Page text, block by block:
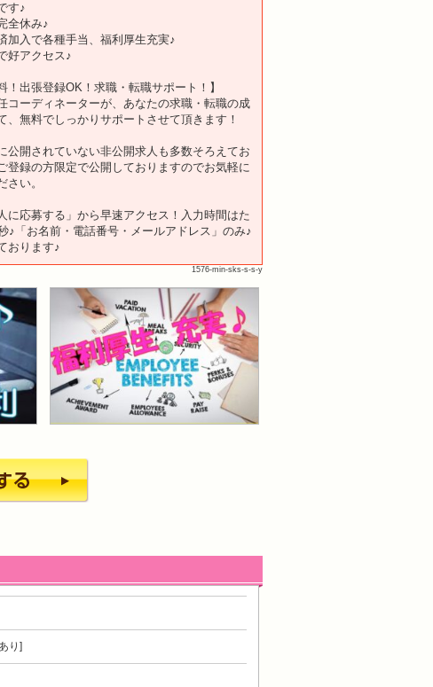
す♪
全休み♪
加入で各種手当、福利厚生充実♪
好アクセス♪
！出張登録OK！求職・転職サポート！】
コーディネーターが、あなたの求職・転職の成
、無料でしっかりサポートさせて頂きます！
公開されていない非公開求人も多数そろえてお
登録の方限定で公開しておりますのでお気軽に
さい。
に応募する」から早速アクセス！入力時間はた
♪「お名前・電話番号・メールアドレス」のみ♪
おります♪
1576-min-sks-s-s-y
り